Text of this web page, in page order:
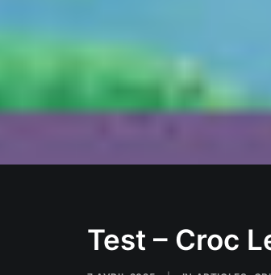
Test – Croc